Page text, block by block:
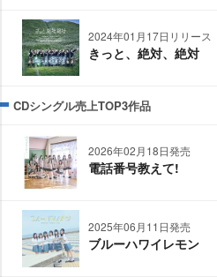
2024年01月17日リリース
きっと、絶対、絶対
CDシングル売上TOP3作品
2026年02月18日発売
電話番号教えて!
2025年06月11日発売
ブルーハワイレモン